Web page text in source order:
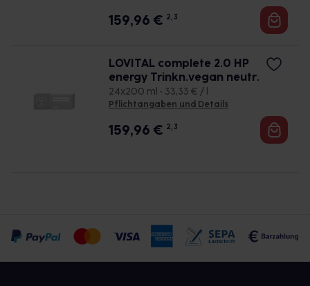
159,96 € 2, 3
LOVITAL complete 2.0 HP
energy Trinkn.vegan neutr.
24x200 ml • 33,33 € / l
Pflichtangaben und Details
159,96 € 2, 3